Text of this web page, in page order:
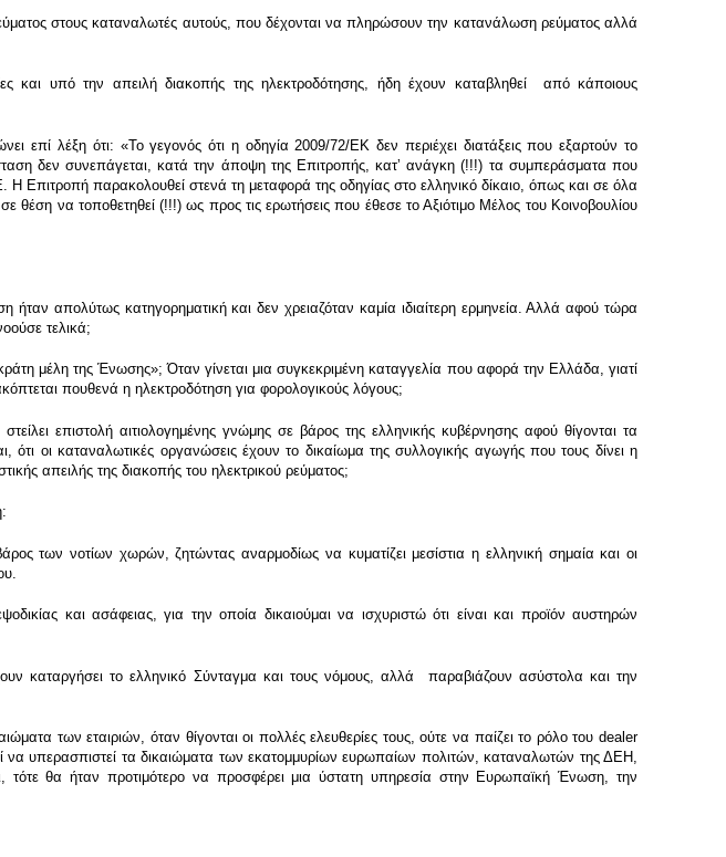
στους καταναλωτές αυτούς, που δέχονται να πληρώσουν την κατανάλωση ρεύματος αλλά
και υπό την απειλή διακοπής της ηλεκτροδότησης, ήδη έχουν καταβληθεί από κάποιους
επί λέξη ότι: «Το γεγονός ότι η οδηγία 2009/72/ΕΚ δεν περιέχει διατάξεις που εξαρτούν το
δεν συνεπάγεται, κατά την άποψη της Επιτροπής, κατʼ ανάγκη (!!!) τα συμπεράσματα που
Επιτροπή παρακολουθεί στενά τη μεταφορά της οδηγίας στο ελληνικό δίκαιο, όπως και σε όλα
να τοποθετηθεί (!!!) ως προς τις ερωτήσεις που έθεσε το Αξιότιμο Μέλος του Κοινοβουλίου
απολύτως κατηγορηματική και δεν χρειαζόταν καμία ιδιαίτερη ερμηνεία. Αλλά αφού τώρα
τελικά;
μέλη της Ένωσης»; Όταν γίνεται μια συγκεκριμένη καταγγελία που αφορά την Ελλάδα, γιατί
πουθενά η ηλεκτροδότηση για φορολογικούς λόγους;
επιστολή αιτιολογημένης γνώμης σε βάρος της ελληνικής κυβέρνησης αφού θίγονται τα
οι καταναλωτικές οργανώσεις έχουν το δικαίωμα της συλλογικής αγωγής που τους δίνει η
απειλής της διακοπής του ηλεκτρικού ρεύματος;
των νοτίων χωρών, ζητώντας αναρμοδίως να κυματίζει μεσίστια η ελληνική σημαία και οι
και ασάφειας, για την οποία δικαιούμαι να ισχυριστώ ότι είναι και προϊόν αυστηρών
καταργήσει το ελληνικό Σύνταγμα και τους νόμους, αλλά παραβιάζουν ασύστολα και την
των εταιριών, όταν θίγονται οι πολλές ελευθερίες τους, ούτε να παίζει το ρόλο του dealer
υπερασπιστεί τα δικαιώματα των εκατομμυρίων ευρωπαίων πολιτών, καταναλωτών της ΔΕΗ,
θα ήταν προτιμότερο να προσφέρει μια ύστατη υπηρεσία στην Ευρωπαϊκή Ένωση, την